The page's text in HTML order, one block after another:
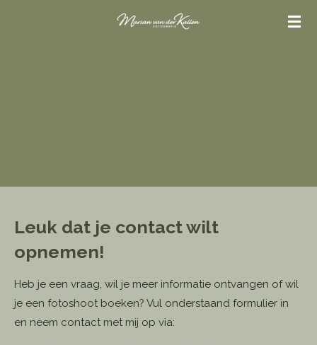
Leuk dat je contact wilt
opnemen!
Heb je een vraag, wil je meer informatie ontvangen of wil
je een fotoshoot boeken? Vul onderstaand formulier in
en neem contact met mij op via: